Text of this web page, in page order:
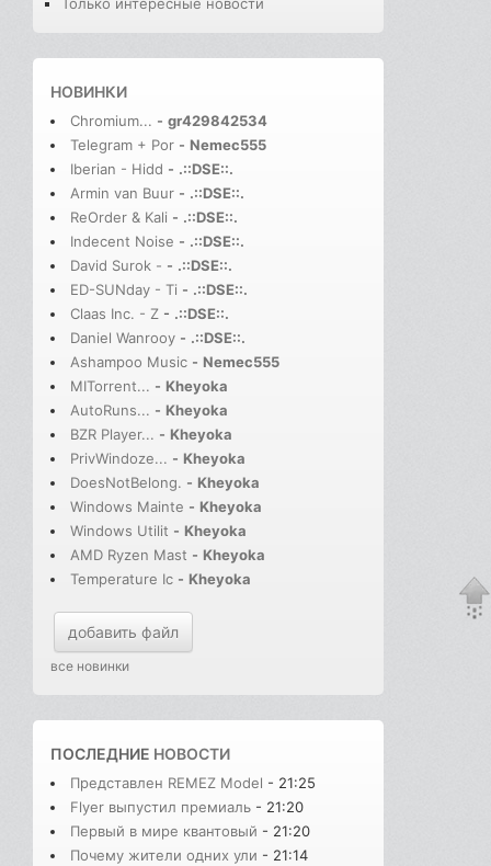
Только интересные новости
НОВИНКИ
Chromium... - gr429842534
Telegram + Por - Nemec555
Iberian - Hidd - .::DSE::.
Armin van Buur - .::DSE::.
ReOrder & Kali - .::DSE::.
Indecent Noise - .::DSE::.
David Surok - - .::DSE::.
ED-SUNday - Ti - .::DSE::.
Claas Inc. - Z - .::DSE::.
Daniel Wanrooy - .::DSE::.
Ashampoo Music - Nemec555
MITorrent... - Kheyoka
AutoRuns... - Kheyoka
BZR Player... - Kheyoka
PrivWindoze... - Kheyoka
DoesNotBelong. - Kheyoka
Windows Mainte - Kheyoka
Windows Utilit - Kheyoka
AMD Ryzen Mast - Kheyoka
Temperature Ic - Kheyoka
добавить файл
все новинки
ПОСЛЕДНИЕ НОВОСТИ
Представлен REMEZ Model - 21:25
Flyer выпустил премиаль - 21:20
Первый в мире квантовый - 21:20
Почему жители одних ули - 21:14